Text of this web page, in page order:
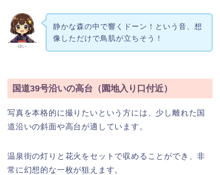
ゆい
静かな森の中で響くドーン！という音、想
像しただけで鳥肌が立ちそう！
国道39号沿いの高台（園地入り口付近）
写真を本格的に撮りたいという方には、少し離れた国
道沿いの斜面や高台が適しています。
温泉街の灯りと花火をセットで収めることができ、非
常に幻想的な一枚が狙えます。